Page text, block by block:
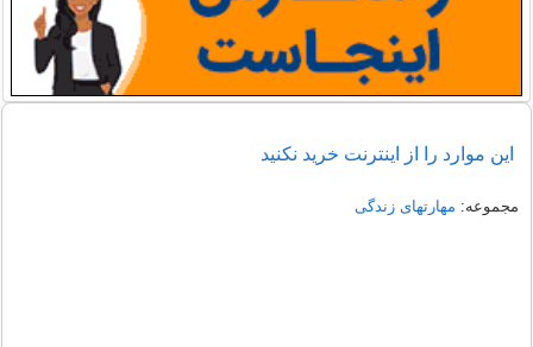
این موارد را از اینترنت خرید نکنید
مجموعه: مهارتهای زندگی